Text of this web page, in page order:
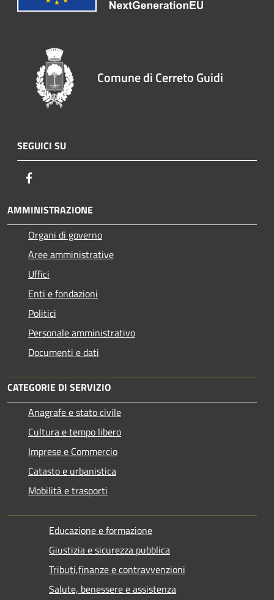
Comune di Cerreto Guidi
SEGUICI SU
AMMINISTRAZIONE
Organi di governo
Aree amministrative
Uffici
Enti e fondazioni
Politici
Personale amministrativo
Documenti e dati
CATEGORIE DI SERVIZIO
Anagrafe e stato civile
Cultura e tempo libero
Imprese e Commercio
Catasto e urbanistica
Mobilità e trasporti
Educazione e formazione
Giustizia e sicurezza pubblica
Tributi,finanze e contravvenzioni
Salute, benessere e assistenza